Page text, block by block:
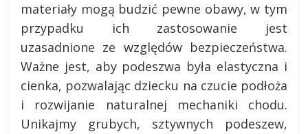
materiały mogą budzić pewne obawy, w tym
przypadku ich zastosowanie jest
uzasadnione ze względów bezpieczeństwa.
Ważne jest, aby podeszwa była elastyczna i
cienka, pozwalając dziecku na czucie podłoża
i rozwijanie naturalnej mechaniki chodu.
Unikajmy grubych, sztywnych podeszew,